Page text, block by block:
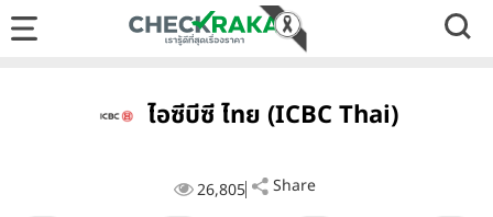
ไอซีบีซี ไทย (ICBC Thai)
26,805 Share